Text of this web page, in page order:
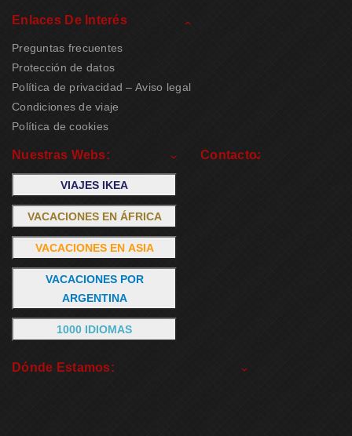
Enlaces De Interés
Preguntas frecuentes
Protección de datos
Política de privacidad – Aviso legal
Condiciones de viaje
Política de cookies
Nuestras Webs:
VIAJES IKEA
VACACIONES EN ÁFRICA
VACACIONES EN ASIA
VACACIONES POR
ARGENTINA
1000 IDIOMAS
Contacto:
Dónde Estamos: